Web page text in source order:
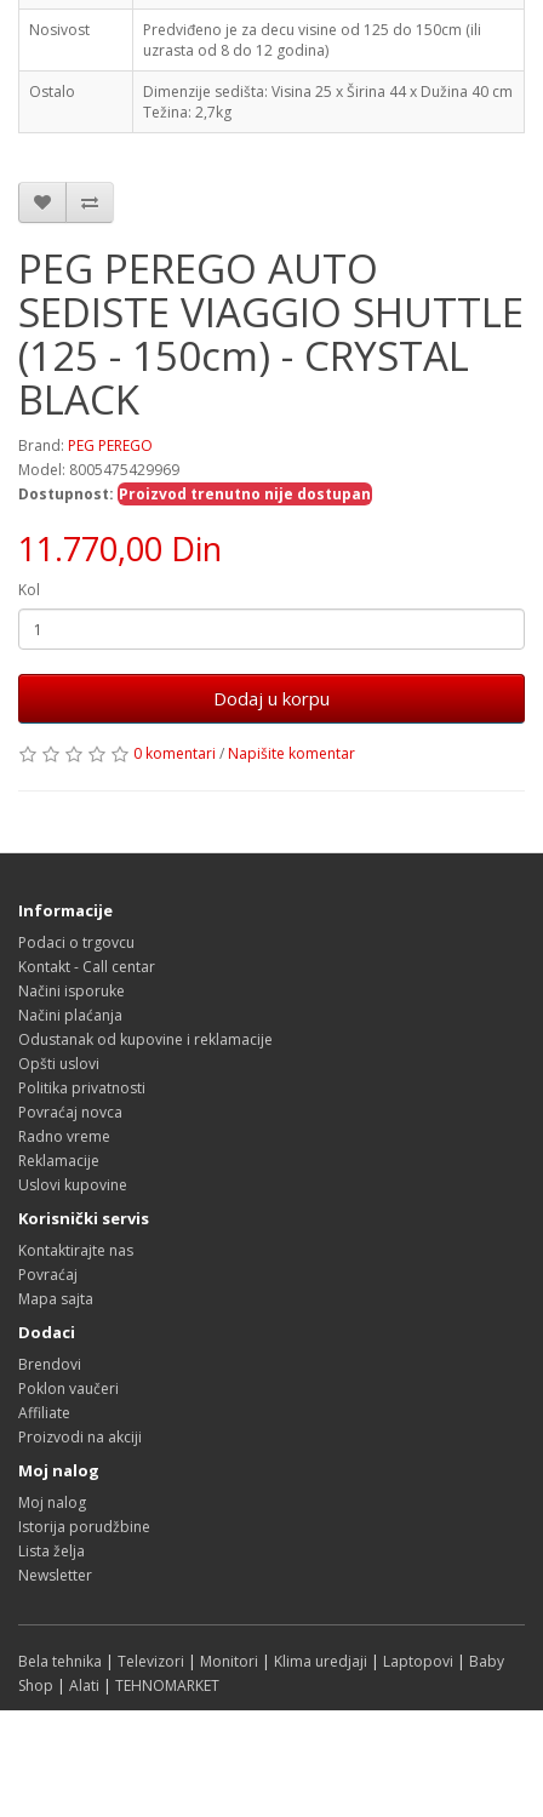
Nosivost
Predviđeno je za decu visine od 125 do 150cm (ili
uzrasta od 8 do 12 godina)
Ostalo
Dimenzije sedišta: Visina 25 x Širina 44 x Dužina 40 cm
Težina: 2,7kg
PEG PEREGO AUTO
SEDISTE VIAGGIO SHUTTLE
(125 - 150cm) - CRYSTAL
BLACK
Brand: PEG PEREGO
Model: 8005475429969
Dostupnost: Proizvod trenutno nije dostupan
11.770,00 Din
Kol
Dodaj u korpu
0 komentari /Napišite komentar
Informacije
Podaci o trgovcu
Kontakt - Call centar
Načini isporuke
Načini plaćanja
Odustanak od kupovine i reklamacije
Opšti uslovi
Politika privatnosti
Povraćaj novca
Radno vreme
Reklamacije
Uslovi kupovine
Korisnički servis
Kontaktirajte nas
Povraćaj
Mapa sajta
Dodaci
Brendovi
Poklon vaučeri
Affiliate
Proizvodi na akciji
Moj nalog
Moj nalog
Istorija porudžbine
Lista želja
Newsletter
Bela tehnika | Televizori | Monitori | Klima uredjaji | Laptopovi | Baby
Shop | Alati | TEHNOMARKET